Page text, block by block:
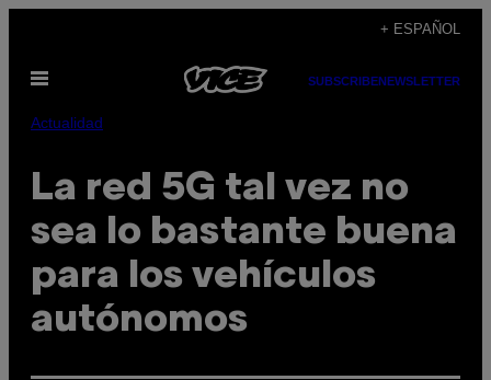
contenido
+ ESPAÑOL
Abrir
SUBSCRIBENEWSLETTER
Actualidad
La red 5G tal vez no
sea lo bastante buena
para los vehículos
autónomos